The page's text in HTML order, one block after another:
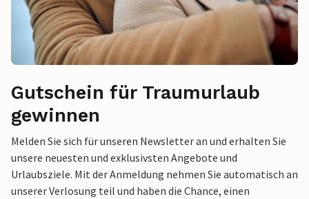
Gutschein für Traumurlaub
gewinnen
Melden Sie sich für unseren Newsletter an und erhalten Sie
unsere neuesten und exklusivsten Angebote und
Urlaubsziele. Mit der Anmeldung nehmen Sie automatisch an
unserer Verlosung teil und haben die Chance, einen